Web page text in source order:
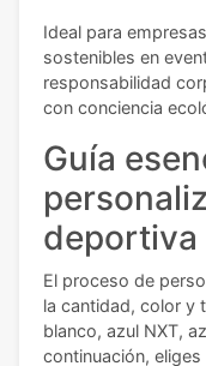
Ideal para
sostenibles en
responsabilidad
con conciencia
Guía
deportiva
El proceso de
la cantidad, color y
blanco, azul NXT,
continuación,